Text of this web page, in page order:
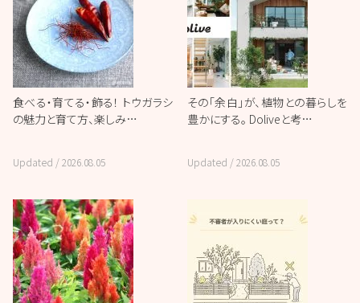
食べる・育てる・飾る！ トウガラシ
の魅力と育て方、楽しみ…
Updated /2026.08.05
その「余白」が、植物との暮らしを
豊かにする。 Doliveと考…
Updated /2026.08.05